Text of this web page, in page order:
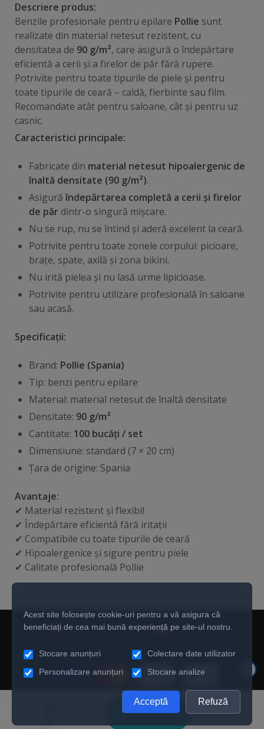
Descriere produs:
Benzile profesionale pentru epilare Pollie sunt
realizate din material netesut rezistent, cu
densitatea de 90 g/m², care asigură o îndepărtare
eficientă a cerii și a firelor de păr fără rupere.
Potrivite pentru toate tipurile de piele și pentru
toate tipurile de ceară – caldă, fierbinte sau film.
Recomandate atât pentru saloane, cât și pentru uz
casnic.
Caracteristici principale:
Fabricate din material netesut hipoalergenic de
înaltă densitate (90 g/m²).
Asigurăîndepărtarea completă a cerii și firelor
de păr dintr-o singură mișcare.
Nu se rup, nu se întind și aderă excelent la ceară.
Potrivite pentru toate zonele corpului: picioare,
brațe, spate, axilă și zona bikini.
Nu irită pielea și nu lasă urme lipicioase.
Potrivite pentru utilizare profesională în saloane
sau acasă.
Specificații:
Brand: Pollie (Spania)
Tip: benzi pentru epilare
Material: material netesut de înaltă densitate
Densitate: 90 g/m²
Cantitate: 100 bucăți / set
Dimensiune: standard (7 × 20 cm)
Țara de origine: Spania
Avantaje:
✔ Material rezistent și flexibil
✔ Îndepărtare eficientă fără iritații
✔ Compatibile cu toate tipurile de ceară
✔ Hipoalergenice și sigure pentru piele
✔ Calitate profesională Pollie
Acest site folosește cookie-uri pentru a vă asigura că
beneficiați de cea mai bună experiență pe site-ul nostru.
Stocare anunțuri
Colectare date utilizator
Personalizare anunțuri
Stocare analize
Acceptă Refuză